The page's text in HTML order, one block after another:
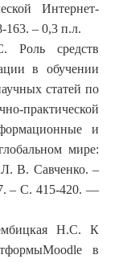
Интернет-
163. – 0,3 п.л.
Роль средств
в обучении
статей по
практической
и
мире:
В. Савченко. –
– С. 415-420. —
Н.С. К
в